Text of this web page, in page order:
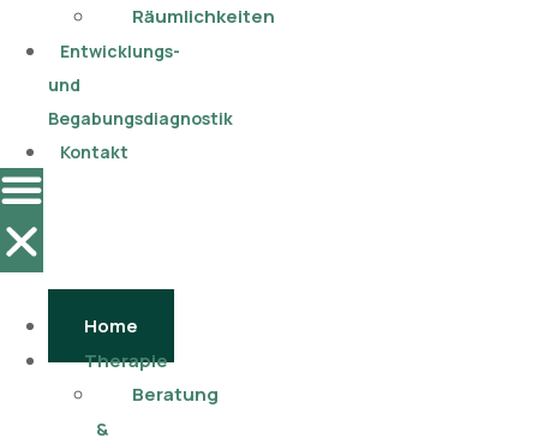
Räumlichkeiten
Entwicklungs-
und
Begabungsdiagnostik
Kontakt
Home
Therapie
Beratung
&